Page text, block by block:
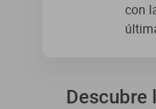
con
Descubre